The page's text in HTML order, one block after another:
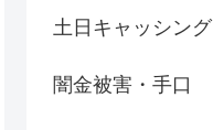
土日キャッシング
闇金被害・手口